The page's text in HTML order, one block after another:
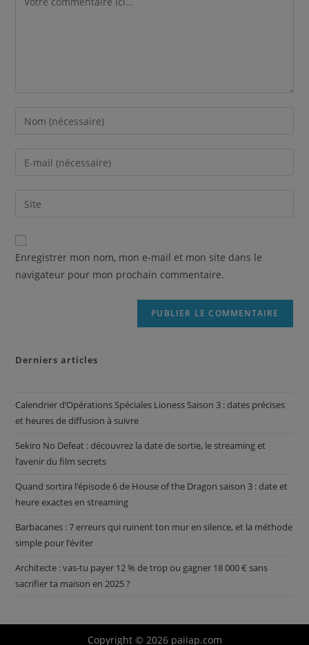
Enregistrer mon nom, mon e-mail et mon site dans le
navigateur pour mon prochain commentaire.
Derniers articles
Calendrier d’Opérations Spéciales Lioness Saison 3 : dates précises
et heures de diffusion à suivre
Sekiro No Defeat : découvrez la date de sortie, le streaming et
l’avenir du film secrets
Quand sortira l’épisode 6 de House of the Dragon saison 3 : date et
heure exactes en streaming
Barbacanes : 7 erreurs qui ruinent ton mur en silence, et la méthode
simple pour l’éviter
Architecte : vas-tu payer 12 % de trop ou gagner 18 000 € sans
sacrifier ta maison en 2025 ?
Copyright © 2026 paiiap.com